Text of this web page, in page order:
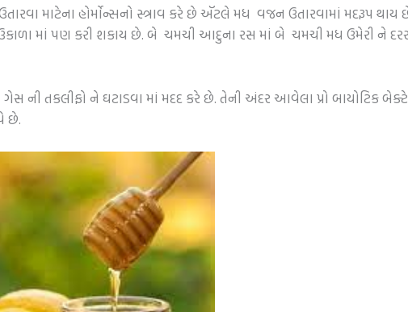
માટેના હોર્મોન્સનો સ્ત્રાવ કરે છે ઍટલે મધ વજન ઉતારવામાં મદરૂપ
માં પણ કરી શકાય છે. બે ચમચી આદુના રસ માં બે ચમચી મધ ઉમેરી ને
ની તકલીફો ને ઘટાડવા માં મદદ કરે છે. તેની અંદર આવેલા પ્રો બાયોટિક
છે.